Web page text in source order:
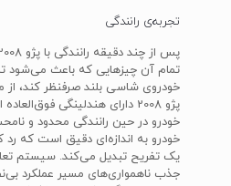
تجربه‌ی رانندگی
تمام آن چیزهایی که باعث می‌شود
خودروی شاسی بلند صرفنظر کند،
پژو 2008 دارای هندلینگی
خودرو در حین رانندگی محدود و
خودرو به اندازه‌ای دقیق است که رد
یک تفریح تبدیل می‌کند. سیستم
جذب ناهمواری‌های مسیر عملکرد